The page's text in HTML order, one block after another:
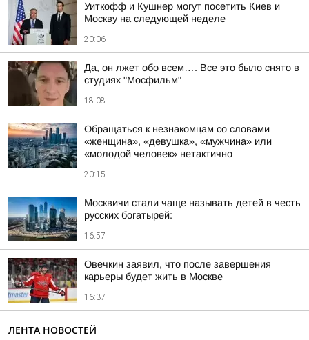
Уиткофф и Кушнер могут посетить Киев и
Москву на следующей неделе
20:06
Да, он лжет обо всем…. Все это было снято в
студиях "Мосфильм"
18:08
Обращаться к незнакомцам со словами
«женщина», «девушка», «мужчина» или
«молодой человек» нетактично
20:15
Москвичи стали чаще называть детей в честь
русских богатырей:
16:57
Овечкин заявил, что после завершения
карьеры будет жить в Москве
16:37
ЛЕНТА НОВОСТЕЙ